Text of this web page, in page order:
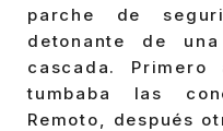
parche de
detonante de
cascada.
tumbaba las
Remoto, después